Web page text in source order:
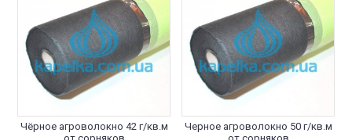
Чёрное агроволокно 42 г/кв.м
Черное агроволокно 50 г/кв.м